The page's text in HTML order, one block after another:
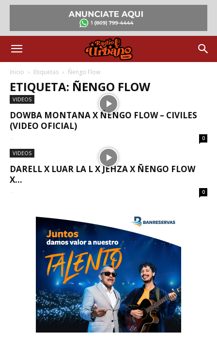
Inicio Etiquetas Ñengo Flow
ETIQUETA: ÑENGO FLOW
VIDEOS
DOWBA MONTANA X ÑENGO FLOW – CIVILES
(VIDEO OFICIAL)
- 0
VIDEOS
DARELL X LUAR LA L X JEHZA X ÑENGO FLOW
X...
- 0